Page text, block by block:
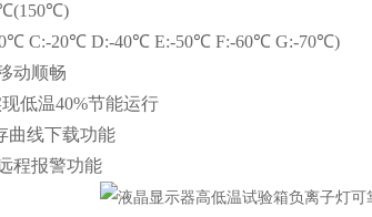
C:-20℃ D:-40℃ E:-50℃ F:-60℃ G:-70℃)
动顺畅
低温40%节能运行
曲线下载功能
程报警功能